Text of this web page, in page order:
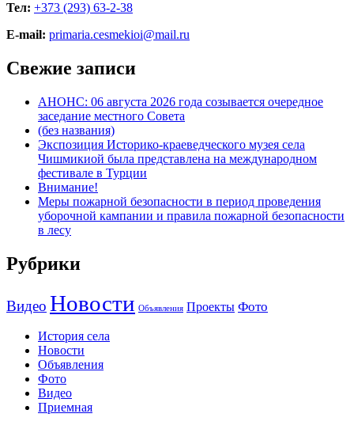
Тел: +373 (293) 63-2-38
E-mail: primaria.cesmekioi@mail.ru
Свежие записи
АНОНС: 06 августа 2026 года созывается очередное
заседание местного Совета
(без названия)
Экспозиция Историко-краеведческого музея села
Чишмикиой была представлена на международном
фестивале в Турции
Внимание!
Меры пожарной безопасности в период проведения
уборочной кампании и правила пожарной безопасности
в лесу
Рубрики
Видео Новости Объявления Проекты Фото
История села
Новости
Объявления
Фото
Видео
Приемная